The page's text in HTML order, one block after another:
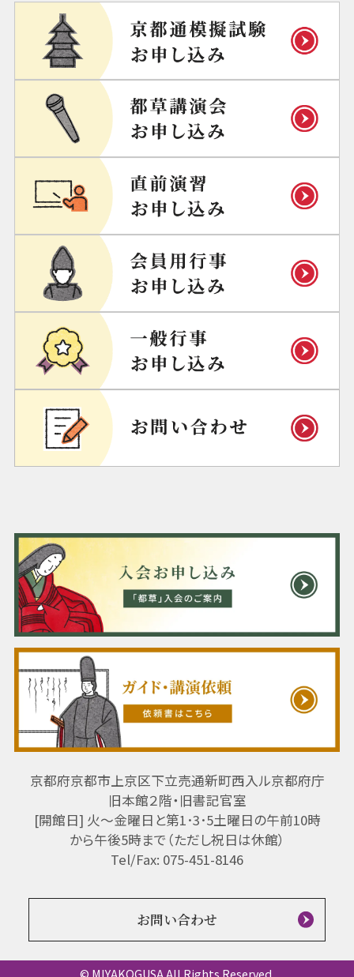
京都府京都市上京区下立売通新町西入ル京都府庁
旧本館２階・旧書記官室
[開館日] 火～金曜日と第1･3･5土曜日の午前10時
から午後5時まで（ただし祝日は休館）
Tel/Fax: 075-451-8146
お問い合わせ
© MIYAKOGUSA All Rights Reserved.